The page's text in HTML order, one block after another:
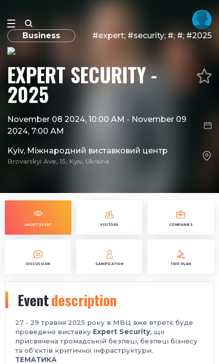
Business #expert; #security; #; #; #2025
EXPERT SECURITY -
2025
November 08 2024, 10:00 AM - November 09
2024, 7:00 AM
Kyiv, Міжнародний виставковий центр
Brovarskyi Ave, 15, Kyiv, Ukraine
ABOUT EVENT VISITORS COMPANIES
DISCUSSION GAMIFICATION TRIP PLAN
Eventdescription
27 - 29 травня 2025 року в МВЦ вже втретє буде
проведено виставку Expert Security, що
присвячена громадській безпеці, безпеці бізнесу
та об'єктів критичної інфраструктури.
ТЕМАТИКА